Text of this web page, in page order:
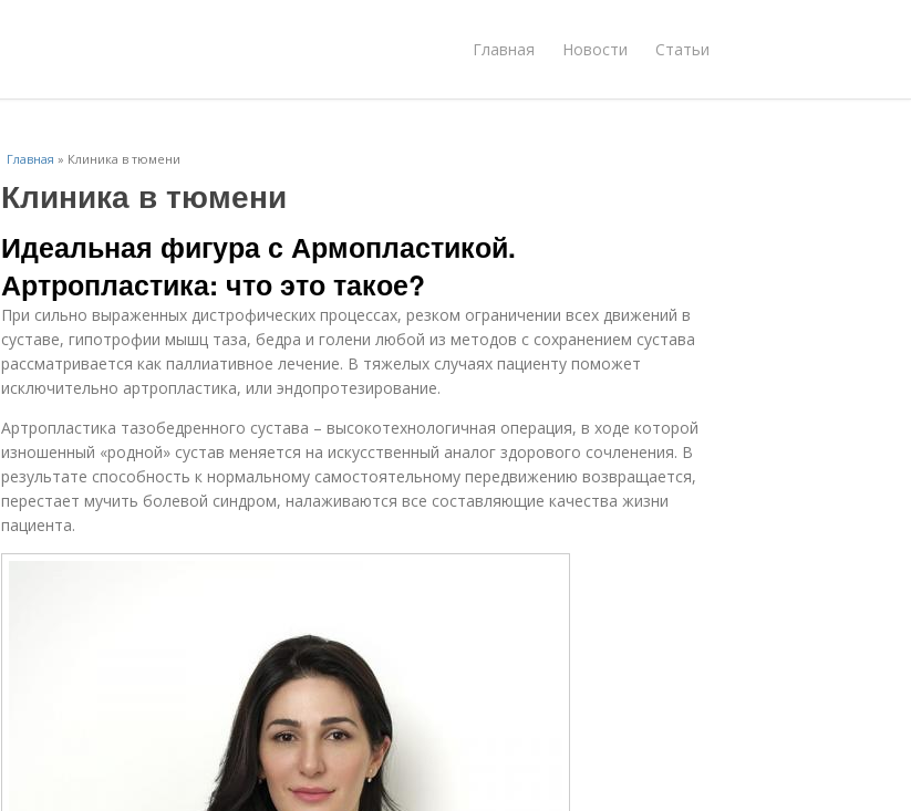
Главная Новости Статьи
Главная » Клиника в тюмени
Клиника в тюмени
Идеальная фигура с Армопластикой.
Артропластика: что это такое?
При сильно выраженных дистрофических процессах, резком ограничении всех движений в
суставе, гипотрофии мышц таза, бедра и голени любой из методов с сохранением сустава
рассматривается как паллиативное лечение. В тяжелых случаях пациенту поможет
исключительно артропластика, или эндопротезирование.
Артропластика тазобедренного сустава – высокотехнологичная операция, в ходе которой
изношенный «родной» сустав меняется на искусственный аналог здорового сочленения. В
результате способность к нормальному самостоятельному передвижению возвращается,
перестает мучить болевой синдром, налаживаются все составляющие качества жизни
пациента.